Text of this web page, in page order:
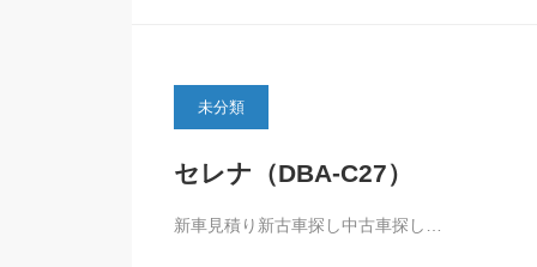
未分類
セレナ（DBA-C27）
新車見積り新古車探し中古車探し…